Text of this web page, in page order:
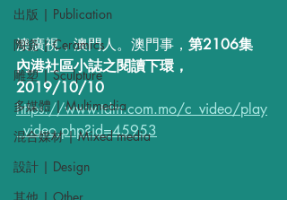
出版 | Publication
陶瓷 | Ceramics
雕塑 | Sculpture
多媒體 | Multimedia
混合媒材 | Mixed media
設計 | Design
澳廣視，澳門人。澳門事， 第2106集
內港社區小誌之閱讀下環，
2019/10/10
https://www.tdm.com.mo/c_video/play
_video.php?id=45953